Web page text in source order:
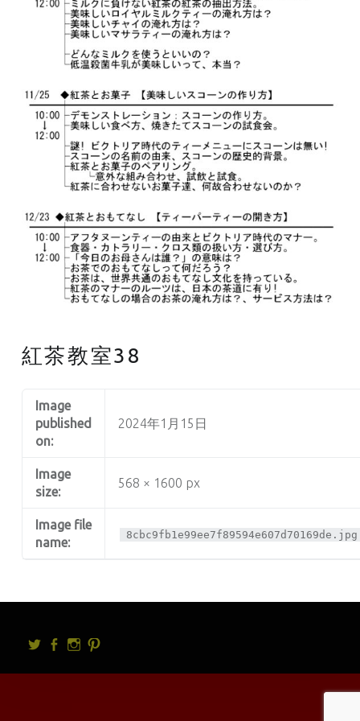
紅茶教室38
Image
published
on:
2024年1月15日
Image
size:
568 × 1600 px
Image file
name:
8cbc9fb1e99ee7f89594e607d70169de.jpg
Twitterfacebook
Instagram